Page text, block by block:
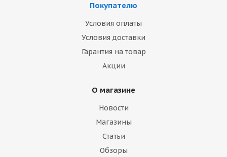
Покупателю
Условия оплаты
Условия доставки
Гарантия на товар
Акции
О магазине
Новости
Магазины
Статьи
Обзоры